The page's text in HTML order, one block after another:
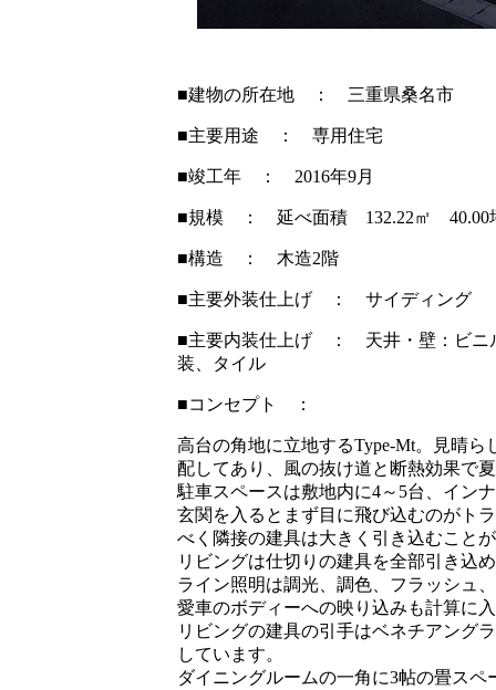
■建物の所在地 ： 三重県桑名市
■主要用途 ： 専用住宅
■竣工年 ： 2016年9月
■規模 ： 延べ面積 132.22㎡ 40.00
■構造 ： 木造2階
■主要外装仕上げ ： サイディング
■主要内装仕上げ ： 天井・壁：ビニ
装、タイル
■コンセプト ：
高台の角地に立地するType-Mt。見晴
配してあり、風の抜け道と断熱効果で
駐車スペースは敷地内に4～5台、イン
玄関を入るとまず目に飛び込むのがト
べく隣接の建具は大きく引き込むこと
リビングは仕切りの建具を全部引き込
ライン照明は調光、調色、フラッシュ
愛車のボディーへの映り込みも計算に
リビングの建具の引手はベネチアング
しています。
ダイニングルームの一角に3帖の畳ス